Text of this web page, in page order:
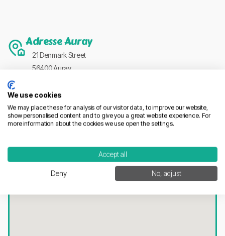
Adresse Auray
21 Denmark Street
56400 Auray
35 Mail de la Manufacture
35410 Chateaugiron
E-Mail
hello@grizzlead.com
Telefon
We use cookies
We may place these for analysis of our visitor data, to improve our website,
show personalised content and to give you a great website experience. For
more information about the cookies we use open the settings.
Accept all
Deny No, adjust